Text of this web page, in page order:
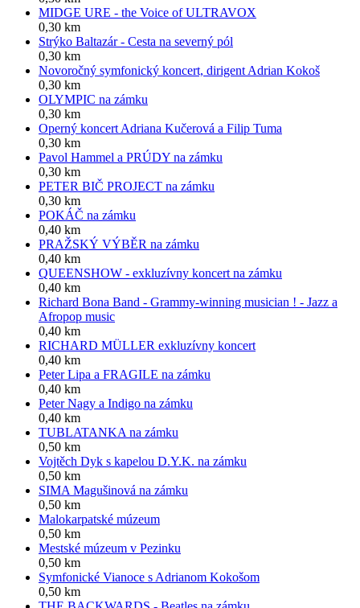
MIDGE URE - the Voice of ULTRAVOX
0,30 km
Strýko Baltazár - Cesta na severný pól
0,30 km
Novoročný symfonický koncert, dirigent Adrian Kokoš
0,30 km
OLYMPIC na zámku
0,30 km
Operný koncert Adriana Kučerová a Filip Tuma
0,30 km
Pavol Hammel a PRÚDY na zámku
0,30 km
PETER BIČ PROJECT na zámku
0,30 km
POKÁČ na zámku
0,40 km
PRAŽSKÝ VÝBĚR na zámku
0,40 km
QUEENSHOW - exkluzívny koncert na zámku
0,40 km
Richard Bona Band - Grammy-winning musician ! - Jazz a
Afropop music
0,40 km
RICHARD MÜLLER exkluzívny koncert
0,40 km
Peter Lipa a FRAGILE na zámku
0,40 km
Peter Nagy a Indigo na zámku
0,40 km
TUBLATANKA na zámku
0,50 km
Vojtěch Dyk s kapelou D.Y.K. na zámku
0,50 km
SIMA Magušinová na zámku
0,50 km
Malokarpatské múzeum
0,50 km
Mestské múzeum v Pezinku
0,50 km
Symfonické Vianoce s Adrianom Kokošom
0,50 km